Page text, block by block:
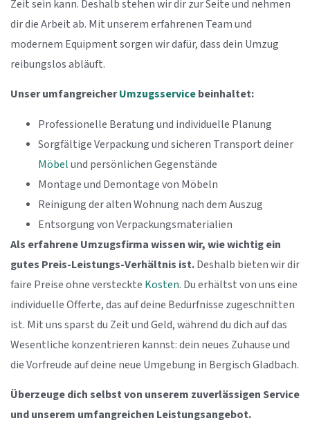
Zeit sein kann. Deshalb stehen wir dir zur Seite und nehmen
dir die Arbeit ab. Mit unserem erfahrenen Team und
modernem Equipment sorgen wir dafür, dass dein Umzug
reibungslos abläuft.
Unser umfangreicherUmzugsservicebeinhaltet:
Professionelle Beratung und individuelle Planung
Sorgfältige Verpackung und sicheren Transport deiner
Möbelund persönlichen Gegenstände
Montage und Demontage von Möbeln
Reinigung der alten Wohnung nach dem Auszug
Entsorgung von Verpackungsmaterialien
Als erfahrene Umzugsfirma wissen wir, wie wichtig ein
gutes Preis-Leistungs-Verhältnis ist.Deshalb bieten wir dir
faire Preise ohne versteckte Kosten. Du erhältst von uns eine
individuelle Offerte, das auf deine Bedürfnisse zugeschnitten
ist. Mit uns sparst du Zeit und Geld, während du dich auf das
Wesentliche konzentrieren kannst: dein neues Zuhause und
die Vorfreude auf deine neue Umgebung in Bergisch Gladbach.
Überzeuge dich selbst von unserem zuverlässigen Service
und unserem umfangreichen Leistungsangebot.